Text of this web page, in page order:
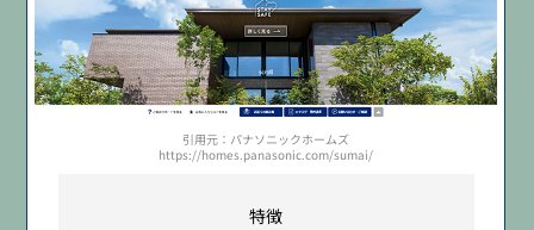
引用元：パナソニックホームズ
https://homes.panasonic.com/sumai/
特徴